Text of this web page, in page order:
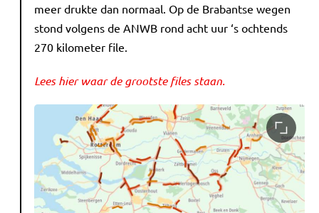
meer drukte dan normaal. Op de Brabantse wegen
stond volgens de ANWB rond acht uur ‘s ochtends
270 kilometer file.
Lees hier waar de grootste files staan.